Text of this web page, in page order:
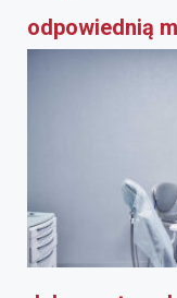
odpowiednią